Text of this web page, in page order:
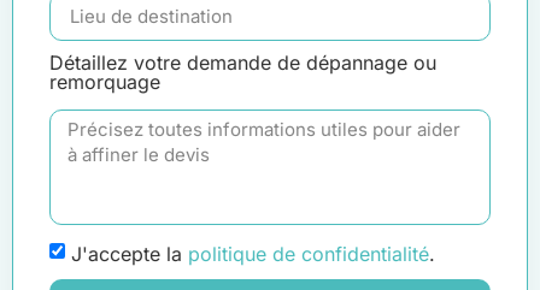
Détaillez votre demande de dépannage ou
remorquage
J'accepte la politique de confidentialité.